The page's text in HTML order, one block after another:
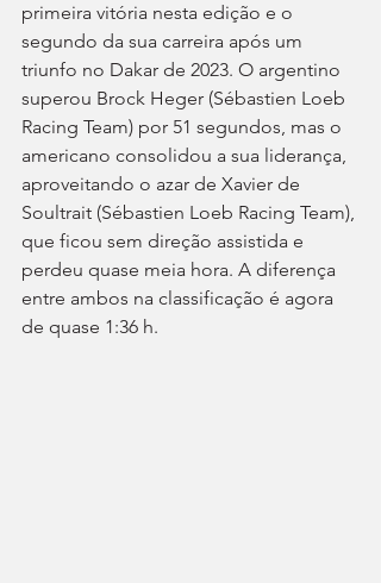
primeira vitória nesta edição e o
segundo da sua carreira após um
triunfo no Dakar de 2023. O argentino
superou Brock Heger (Sébastien Loeb
Racing Team) por 51 segundos, mas o
americano consolidou a sua liderança,
aproveitando o azar de Xavier de
Soultrait (Sébastien Loeb Racing Team),
que ficou sem direção assistida e
perdeu quase meia hora. A diferença
entre ambos na classificação é agora
de quase 1:36 h.